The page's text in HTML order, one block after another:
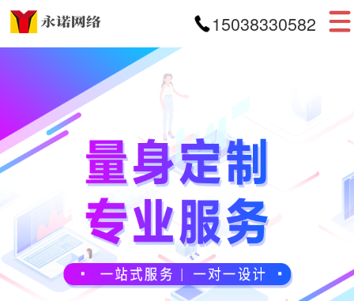
15038330582
首页
APP开发
小程序开发
案例展示
新闻资讯
关于我们